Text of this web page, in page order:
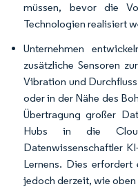
müssen, bevor die
Technologien realisiert
Unternehmen
zusätzliche Sensoren
Vibration und
oder in der Nähe des
Übertragung großer
Hubs in die
Datenwissenschaftler
Lernens. Dies
jedoch derzeit, wie